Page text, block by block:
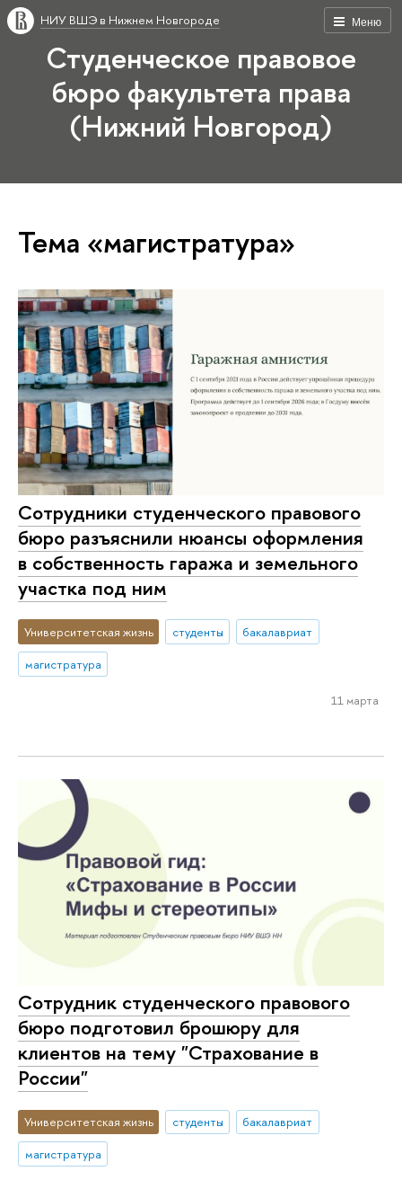
Меню
НИУ ВШЭ в Нижнем Новгороде
Студенческое правовое
бюро факультета права
(Нижний Новгород)
Тема «магистратура»
Сотрудники студенческого правового
бюро разъяснили нюансы оформления
в собственность гаража и земельного
участка под ним
Университетская жизнь студенты
бакалавриат
магистратура
11 марта
Сотрудник студенческого правового
бюро подготовил брошюру для
клиентов на тему "Страхование в
России"
Университетская жизнь студенты
бакалавриат
магистратура